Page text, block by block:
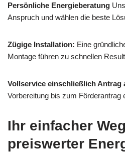
Persönliche Energieberatung
Anspruch und wählen die beste
Zügige Installation: Eine
Montage führen zu schnellen
Vollservice einschließlich Antrag
Vorbereitung bis zum Förderantrag
Ihr einfacher
preiswerter